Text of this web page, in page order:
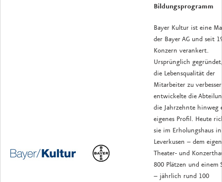
Bildungsprogramm
Bayer Kultur ist eine
der Bayer AG und seit
Konzern verankert.
Ursprünglich
die Lebensqualität der
Mitarbeiter zu
entwickelte die
die Jahrzehnte hinweg
eigenes Profil. Heute
sie im Erholungshaus in
Leverkusen – dem
Theater- und
800 Plätzen und einem
– jährlich rund 100